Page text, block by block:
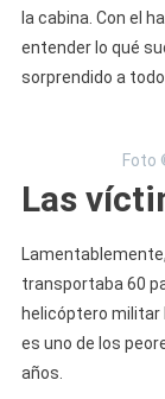
la cabina. Con el
entender lo qué
sorprendido a
Foto
Las
transportaba 60
helicóptero militar
es uno de los
años.